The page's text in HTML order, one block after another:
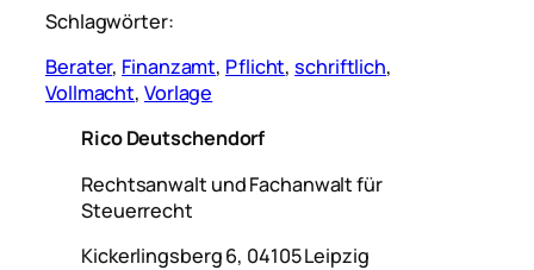
Schlagwörter:
Berater, Finanzamt, Pflicht, schriftlich
Vollmacht, Vorlage
Rico Deutschendorf
Rechtsanwalt und Fachanwalt für
Steuerrecht
Kickerlingsberg 6, 04105 Leipzig